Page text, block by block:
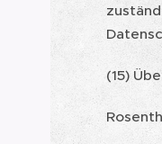
(15)